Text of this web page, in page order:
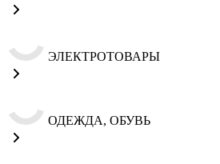
ЭЛЕКТРОТОВАРЫ
ОДЕЖДА, ОБУВЬ